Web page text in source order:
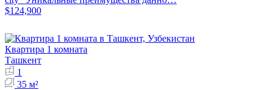
$124,900
Квартира 1 комната
Ташкент
1
35 м²